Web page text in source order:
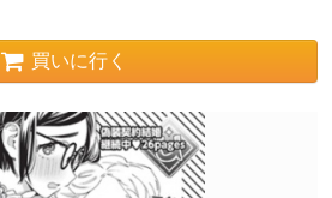
買いに行く